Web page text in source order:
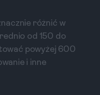
różnić w
od 150 do
powyżej 600
i inne